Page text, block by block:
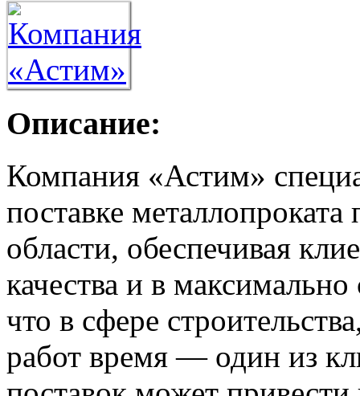
Описание:
Компания «Астим»
поставке
области, обеспечивая
качества и в
что в сфере
работ время — один из